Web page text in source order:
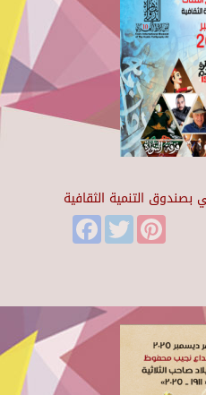
بصندوق التنمية الثقافية
FacebookTwitter